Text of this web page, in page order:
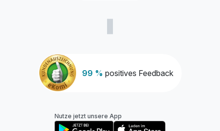
99 % positives Feedback
Nutze jetzt unsere App